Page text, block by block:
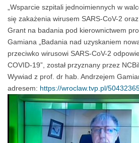
„Wsparcie szpitali jednoimiennych w
się zakażenia wirusem SARS-CoV-2
Grant na badania pod kierownictwem
Gamiana „Badania nad uzyskaniem
przeciwko wirusowi SARS-CoV-2
COVID-19”, został przyznany przez
Wywiad z prof. dr hab. Andrzejem
adresem: https://wroclaw.tvp.pl/